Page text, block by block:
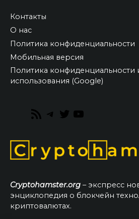
Контакты
О нас
Политика конфиденциальности
Мобильная версия
Политика конфиденциальности
использования (Google)
RSS
Telegram
Twitter
Cryptohamster.org – экспресс
энциклопедия о блокчейн
криптовалютах.